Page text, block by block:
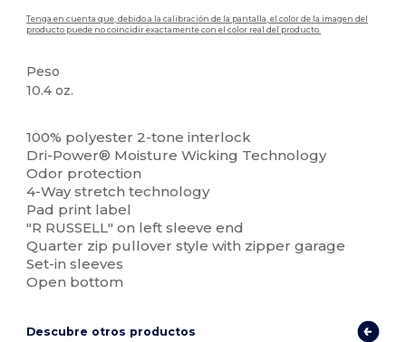
Tenga en cuenta que, debido a la calibración de la pantalla, el color de la imagen del
producto puede no coincidir exactamente con el color real del producto.
Peso
10.4 oz.
100% polyester 2-tone interlock
Dri-Power® Moisture Wicking Technology
Odor protection
4-Way stretch technology
Pad print label
"R RUSSELL" on left sleeve end
Quarter zip pullover style with zipper garage
Set-in sleeves
Open bottom
Descubre otros productos